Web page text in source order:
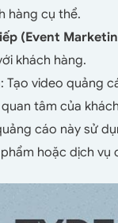
hàng cụ thể.
(Event
khách hàng.
: Tạo video quảng
tâm của
cáo này sử
hoặc dịch vụ